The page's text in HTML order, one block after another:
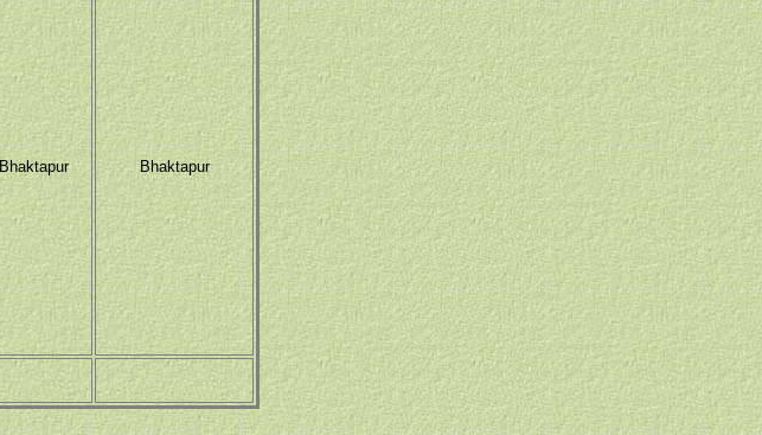
Bhaktapur Bhaktapur